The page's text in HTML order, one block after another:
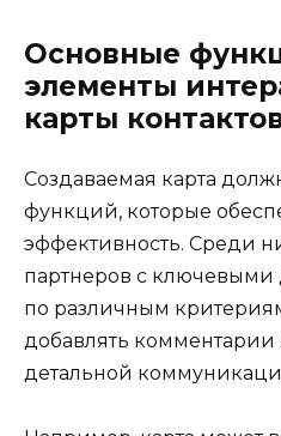
Основные
элементы
карты
Создаваемая карта
функций, которые
эффективность. Среди
партнеров с
по различным
добавлять
детальной